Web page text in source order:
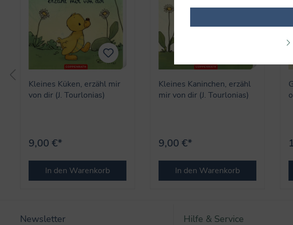
Kleines Küken, erzähl mir
von dir (J. Tourlonias)
9,00 €*
In den Warenkorb
Kleines Kaninchen, erzähl
mir von dir (J. Tourlonias)
9,00 €*
In den Warenkorb
Newsletter Hilfe & Service